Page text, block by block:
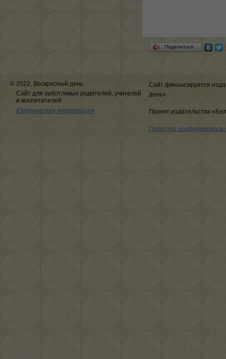
Поделиться…
© 2022, Воскресный день
Сайт для заботливых родителей, учителей
и воспитателей.
Юридическая информация
Сайт финансируется
день»
Проект издательства
Политика